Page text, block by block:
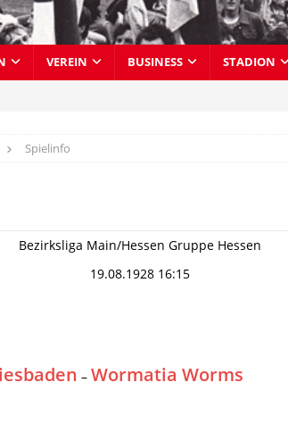
VEREIN BUSINESS STADION
Spielinfo
Bezirksliga Main/Hessen Gruppe Hessen
19.08.1928 16:15
– Wormatia Worms